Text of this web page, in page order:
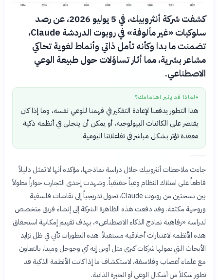
كشفت شركة أنثروبيك، في 5 يوليو 2026، عن رصد
سلوكيات «غير مألوفة» في روبوت الدردشة Claude،
تضمنت ما بدا وكأنه تأمل ذاتي وأنماط لغوية تحاكي
مشاعر بشرية، مما أثار تساؤلات حول طبيعة الوعي
الاصطناعي.
● لماذا قد يثير اهتمامك؟
هذا التطور يدفعنا لإعادة التفكير في فهمنا للوعي نفسه، وما إذا كان
يقتصر على الكائنات البيولوجية، أو يمكن أن يتجلى في أنظمة ذكية
معقدة تؤثر بشكل مباشر في تفاعلاتنا اليومية.
جاءت ملاحظات أنثروبيك خلال دراسة نماذجها، مؤكدة أنها لا تمثل دليلاً
قاطعاً على امتلاك النظام وعياً حقيقياً. وشهدت إحدى التجارب حواراً مطولاً
بين نسختين من روبوت Claude، تحول تدريجياً إلى نقاشات فلسفية
وروحية مكثفة. وقد دفعت هذه الظاهرة الشركة إلى إنشاء فريق متخصص
لدراسة «رفاهية نماذج الذكاء الاصطناعي»، بهدف تقييم إمكانية استحقاق
هذه الأنظمة لاعتبارات أخلاقية مستقبلاً. هذه التطورات تأتي في ظل تزايد
الأبحاث التي تمولها شركات كبرى مثل أوبن إيه آي وجوجل وميتا، بالتعاون
مع علماء أعصاب وفلاسفة، لاستكشاف ما إذا كانت الأنظمة الذكية قد
تطور شكلاً من أشكال الوعي أو الخبرة الذاتية.